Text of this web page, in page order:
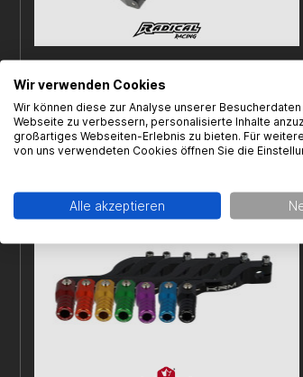
Schalthebel / Schaltpedal Radical CNC Parts,
Minarelli AM6, verschiedene Farben
Wir verwenden Cookies
Wir können diese zur Analyse unserer
Webseite zu verbessern, personalisierte Inhalte
großartiges Webseiten-Erlebnis zu bieten. Für
von uns verwendeten Cookies öffnen Sie die
Alle akzeptieren